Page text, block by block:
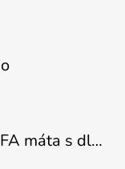
Kojenecké body ŽIRAFA máta s dlouhým rukávem